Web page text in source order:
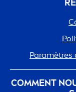
Paramètres
COMMENT